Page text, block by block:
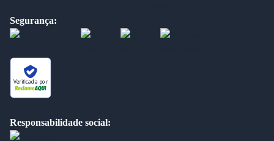
Segurança:
Verificada por
Responsabilidade social: